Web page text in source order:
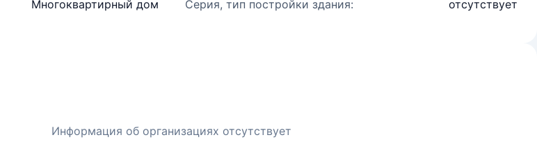
Многоквартирный дом Серия, тип постройки здания: отсутствует
Информация об организациях отсутствует